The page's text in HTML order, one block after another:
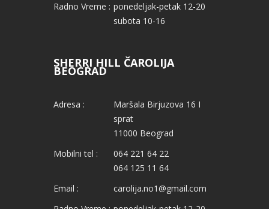
Radno Vreme : ponedeljak-petak 12-20
subota 10-16
SHERRI HILL ČAROLIJA
BEOGRAD
Adresa :
Maršala Birjuzova 16 I
sprat
11000 Beograd
Mobilni tel :
064 221 64 22
064 125 11 64
Email :
carolija.no1@gmail.com